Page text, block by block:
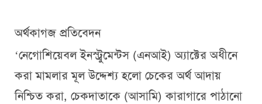
অর্থকাগজ প্রতিবেদন
‘নেগোশিয়েবল ইনস্ট্রুমেন্টস (এনআই) অ্যাক্টের অধীনে
করা মামলার মূল উদ্দেশ্য হলো চেকের অর্থ আদায়
নিশ্চিত করা, চেকদাতাকে (আসামি) কারাগারে পাঠানো